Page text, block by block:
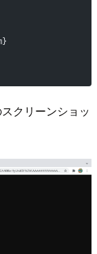
クリーンショッ